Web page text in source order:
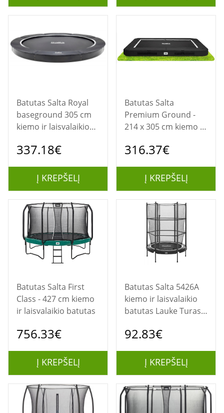
Batutas Salta Royal
baseground 305 cm
kiemo ir laisvalaikio
337.18€
Į KREPŠELĮ
Batutas Salta
Premium Ground -
214 x 305 cm kiemo ir
316.37€
Į KREPŠELĮ
Batutas Salta First
Class - 427 cm kiemo
ir laisvalaikio batutas
756.33€
Į KREPŠELĮ
Batutas Salta 5426A
kiemo ir laisvalaikio
batutas Lauke Turas
pastatomas batutas
92.83€
Į KREPŠELĮ